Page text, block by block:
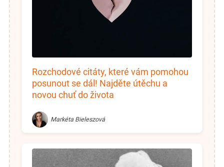
Rozchodové citáty, které vám pomohou
posunout se dál! Najděte útěchu a
novou chuť do života
Markéta Bieleszová